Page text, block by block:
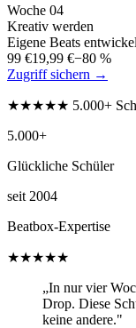
Woche 04
Kreativ werden
Eigene Beats
99 €19,99 €−80 %
Zugriff sichern →
★★★★★ 5.000+
5.000+
Glückliche Schüler
seit 2004
Beatbox-Expertise
★★★★★
„In nur vier
Drop. Diese
keine andere."